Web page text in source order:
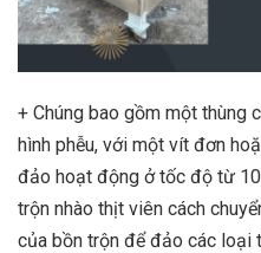
+ Chúng bao gồm một thùng
hình phễu, với một vít đơn
đảo hoạt động ở tốc độ từ
trộn nhào thịt viên cách
của bồn trộn để đảo các loại